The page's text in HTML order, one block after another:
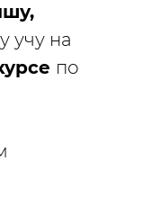
учу на
по